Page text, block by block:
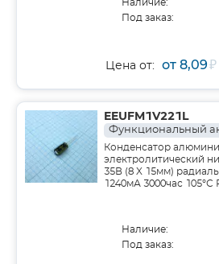
Наличие:
Под заказ:
Цена от: от 8,09₽
EEUFM1V221L
Функциональный
Конденсатор
электролитический
35В (8 X 15мм)
1240мА 3000час 105°С
Наличие:
Под заказ: